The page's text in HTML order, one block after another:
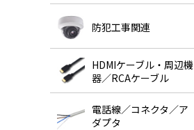
防犯工事関連
HDMIケーブル・周辺機
器／RCAケーブル
電話線／コネクタ／ア
ダプタ